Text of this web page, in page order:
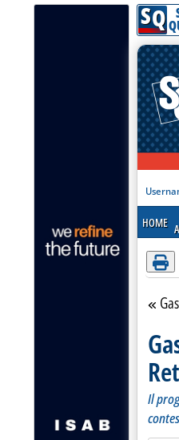
Attenzione! Esegui l'accesso per
SQ
HOME
Il